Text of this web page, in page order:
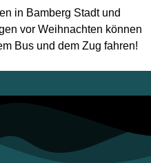
in Bamberg Stadt und
vor Weihnachten können
Bus und dem Zug fahren!